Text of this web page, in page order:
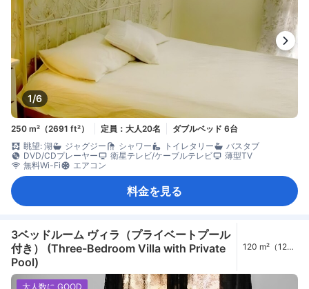
1/6
250 m²（2691 ft²） 定員：大人20名
ダブルベッド 6台
眺望: 湖
ジャグジー シャワー トイレタリー
バスタブ
DVD/CDプレーヤー
衛星テレビ/ケーブルテレビ
薄型TV
無料Wi-Fi
エアコン
料金を見る
3ベッドルーム ヴィラ（プライベートプール
付き） (Three-Bedroom Villa with Private
Pool)
120 m²（1292
大人数に GOOD